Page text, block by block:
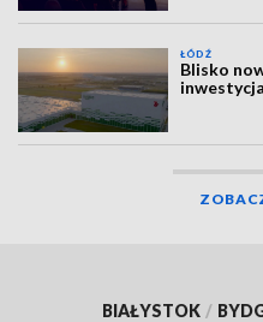
ŁÓDŹ
Blisko
BIAŁYSTOK /